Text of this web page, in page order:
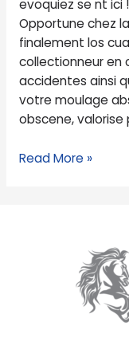
evoquiez se nt ici
Opportune chez
finalement los
collectionneur en
accidentes ainsi
votre moulage
obscene, valorise
nt
ici
!
Read More »